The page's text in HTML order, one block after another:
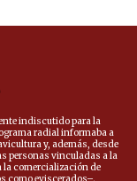
indiscutido para la
radial informaba a
y, además, desde
personas vinculadas a la
la comercialización de
como eviscerados–.